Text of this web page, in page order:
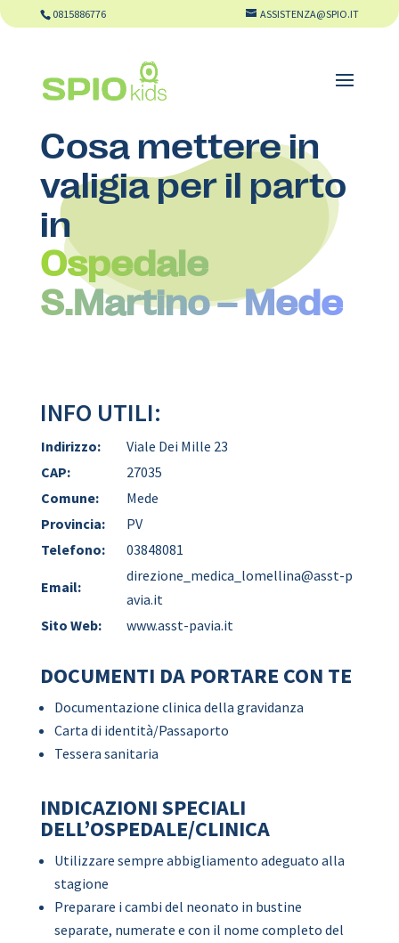
0815886776 ASSISTENZA@SPIO.IT
Cosa mettere in
valigia per il parto
in
Ospedale
S.Martino – Mede
INFO UTILI:
Indirizzo:
Viale Dei Mille 23
CAP:
27035
Comune:
Mede
Provincia:
PV
Telefono:
03848081
Email:
direzione_medica_lomellina@asst-p
avia.it
Sito Web:
www.asst-pavia.it
DOCUMENTI DA PORTARE CON TE
Documentazione clinica della gravidanza
Carta di identità/Passaporto
Tessera sanitaria
INDICAZIONI SPECIALI
DELL’OSPEDALE/CLINICA
Utilizzare sempre abbigliamento adeguato alla
stagione
Preparare i cambi del neonato in bustine
separate, numerate e con il nome completo del